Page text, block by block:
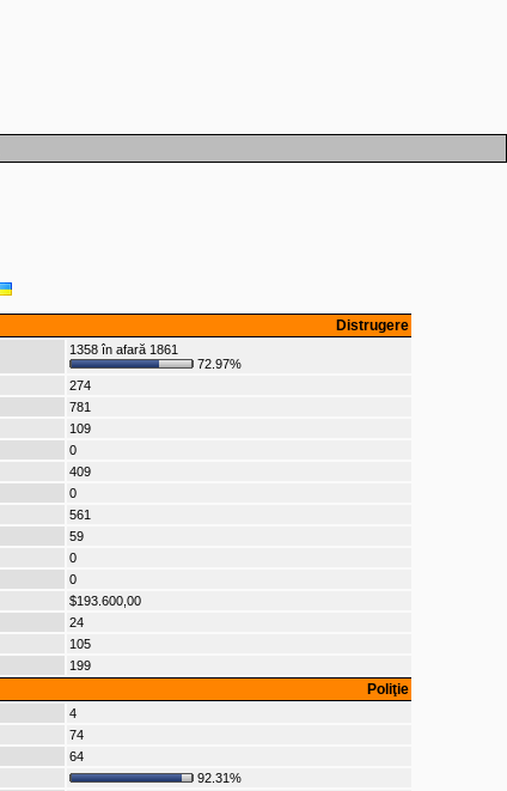
Distrugere
1358 în afară 1861
72.97%
274
781
109
0
409
0
561
59
0
0
$193.600,00
24
105
199
Poliţie
4
74
64
92.31%